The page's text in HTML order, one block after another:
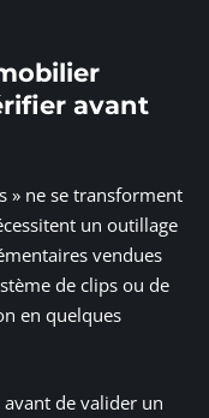
avant
» ne se transforment
un outillage
vendues
de clips ou de
en quelques
de valider un